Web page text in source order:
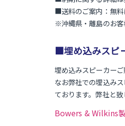
■送料のご案内：無料
※沖縄県・離島のお客
■埋め込みスピ
埋め込みスピーカー
なお弊社での埋込み
ております。弊社と
Bowers & Wilkins